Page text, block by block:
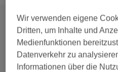
Alle
Wir verwenden eigene
Dritten, um Inhalte und
Medienfunktionen
Datenverkehr zu
Informationen über die